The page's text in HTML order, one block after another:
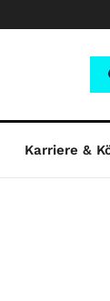
Karriere &